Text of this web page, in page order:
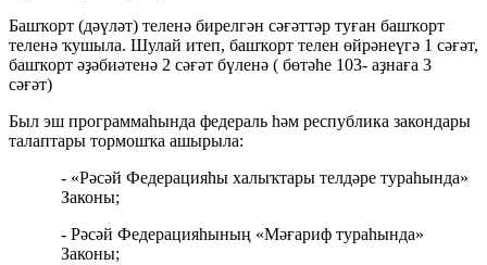
Башҡорт (дәүләт) теленә бирелгән сәғәттәр туған башҡорт
теленә ҡушыла. Шулай итеп, башҡорт телен өйрәнеүгә 1 сәғәт,
башҡорт әҙәбиәтенә 2 сәғәт бүленә ( бөтәһе 103- аҙнаға 3
сәғәт)
Был эш программаһында федераль һәм республика закондары
талаптары тормошҡа ашырыла:
- «Рәсәй Федерацияһы халыҡтары телдәре тураһында»
Законы;
- Рәсәй Федерацияһының «Мәғариф тураһында»
Законы;